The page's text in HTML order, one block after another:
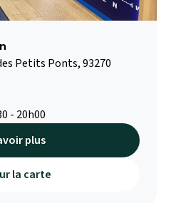
plus
la carte
Petits Ponts, 93270
- 20h00
plus
la carte